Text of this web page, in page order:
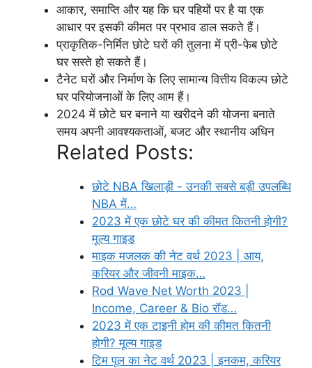
आकार, समाप्ति और यह कि घर पहियों पर है या एक
आधार पर इसकी कीमत पर प्रभाव डाल सकते हैं।
प्राकृतिक-निर्मित छोटे घरों की तुलना में प्री-फेब छोटे
घर सस्ते हो सकते हैं।
टैनेट घरों और निर्माण के लिए सामान्य वित्तीय विकल्प छोटे
घर परियोजनाओं के लिए आम हैं।
2024 में छोटे घर बनाने या खरीदने की योजना बनाते
समय अपनी आवश्यकताओं, बजट और स्थानीय अधिन
Related Posts:
छोटे NBA खिलाड़ी - उनकी सबसे बड़ी उपलब्धि
NBA में…
2023 में एक छोटे घर की कीमत कितनी होगी?
मूल्य गाइड
माइक मजलक की नेट वर्थ 2023 | आय,
करियर और जीवनी माइक…
Rod Wave Net Worth 2023 |
Income, Career & Bio रॉड…
2023 में एक टाइनी होम की कीमत कितनी
होगी? मूल्य गाइड
टिम पूल का नेट वर्थ 2023 | इनकम, करियर